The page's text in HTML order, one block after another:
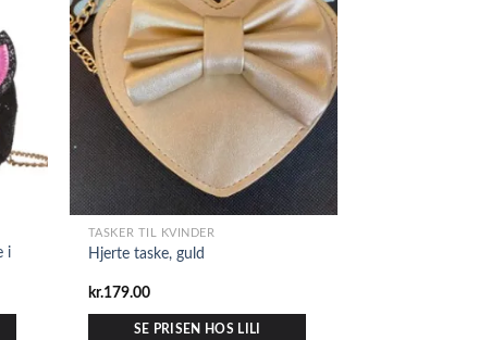
i
TASKER TIL KVINDER
Hjerte taske, guld
kr.179.00
SE PRISEN HOS LILI